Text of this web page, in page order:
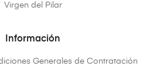
Virgen del Pilar
Información
Generales de Contratación